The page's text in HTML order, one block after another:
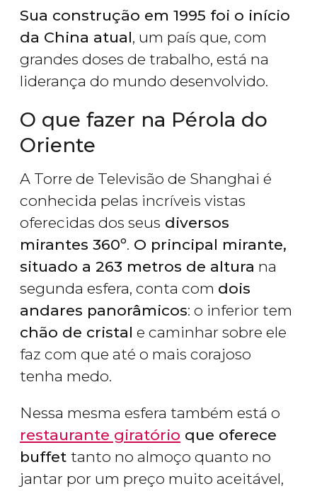
Sua construção em 1995 foi o início
da China atual, um país que, com
grandes doses de trabalho, está na
liderança do mundo desenvolvido.
O que fazer na Pérola do
Oriente
A Torre de Televisão de Shanghai é
conhecida pelas incríveis vistas
oferecidas dos seus diversos
mirantes 360º. O principal mirante,
situado a 263 metros de altura na
segunda esfera, conta com dois
andares panorâmicos: o inferior tem
chão de cristal e caminhar sobre ele
faz com que até o mais corajoso
tenha medo.
Nessa mesma esfera também está o
restaurante giratório que oferece
buffet tanto no almoço quanto no
jantar por um preço muito aceitável,